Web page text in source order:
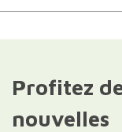
Profitez
nouvelles